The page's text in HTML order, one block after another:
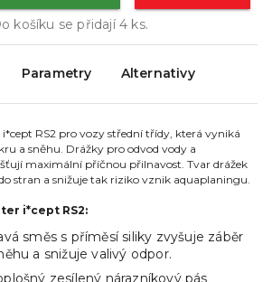
košíku se přidají4 ks.
Parametry Alternativy
RS2 pro vozy střední třídy, která vyniká
a sněhu. Drážky pro odvod vody a
maximální příčnou přilnavost. Tvar drážek
stran a snižuje tak riziko vznik aquaplaningu.
i*cept RS2:
směs s příměsí siliky zvyšuje záběr
a snižuje valivý odpor.
zesílený nárazníkový pás